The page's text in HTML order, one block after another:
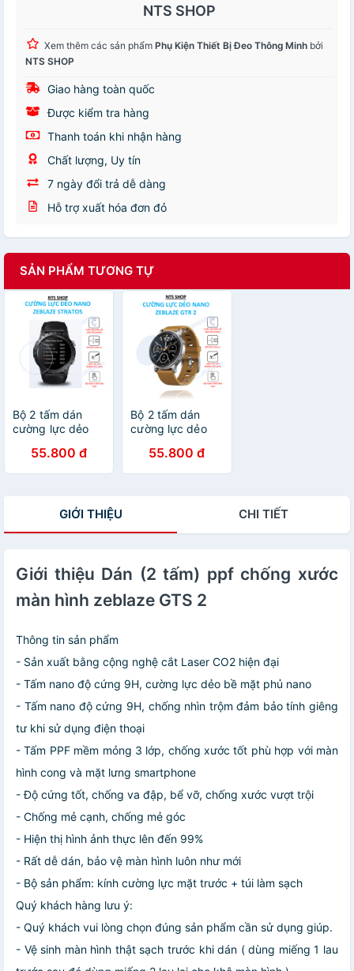
NTS SHOP
Xem thêm các sản phẩm Phụ Kiện Thiết Bị Đeo Thông Minh bởi
NTS SHOP
Giao hàng toàn quốc
Được kiểm tra hàng
Thanh toán khi nhận hàng
Chất lượng, Uy tín
7 ngày đổi trả dễ dàng
Hỗ trợ xuất hóa đơn đỏ
SẢN PHẨM TƯƠNG TỰ
Bộ 2 tấm dán
cường lực dẻo
Zeblaze stratos
55.800 đ
Bộ 2 tấm dán
cường lực dẻo
Zeblaze GTR 2
55.800 đ
GIỚI THIỆU CHI TIẾT
Giới thiệu Dán (2 tấm) ppf chống xước
màn hình zeblaze GTS 2
Thông tin sản phẩm
- Sản xuất bằng cộng nghệ cắt Laser CO2 hiện đại
- Tấm nano độ cứng 9H, cường lực dẻo bề mặt phủ nano
- Tấm nano độ cứng 9H, chống nhìn trộm đảm bảo tính giêng
tư khi sử dụng điện thoại
- Tấm PPF mềm mỏng 3 lớp, chống xước tốt phù hợp với màn
hình cong và mặt lưng smartphone
- Độ cứng tốt, chống va đập, bể vỡ, chống xước vượt trội
- Chống mẻ cạnh, chống mẻ góc
- Hiện thị hình ảnh thực lên đến 99%
- Rất dễ dán, bảo vệ màn hình luôn như mới
- Bộ sản phẩm: kính cường lực mặt trước + túi làm sạch
Quý khách hàng lưu ý:
- Quý khách vui lòng chọn đúng sản phẩm cần sử dụng giúp.
- Vệ sinh màn hình thật sạch trước khi dán ( dùng miếng 1 lau